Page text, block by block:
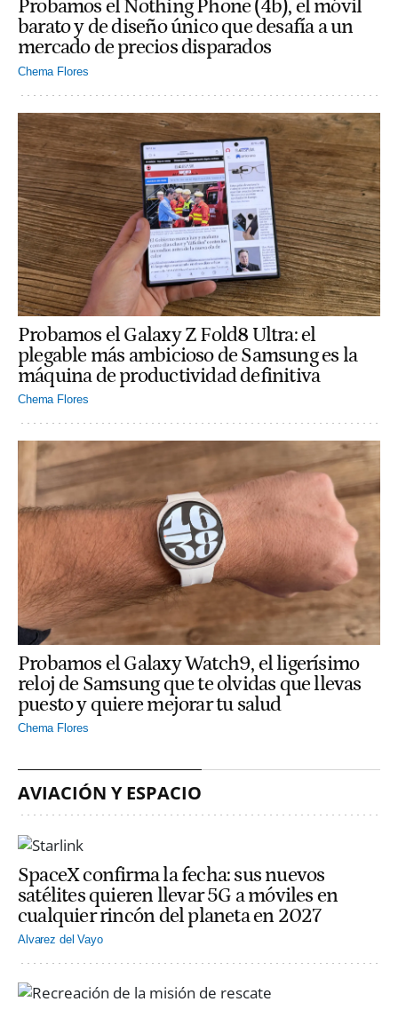
Probamos el Nothing Phone (4b), el móvil
barato y de diseño único que desafía a un
mercado de precios disparados
Chema Flores
Probamos el Galaxy Z Fold8 Ultra: el
plegable más ambicioso de Samsung es la
máquina de productividad definitiva
Chema Flores
Probamos el Galaxy Watch9, el ligerísimo
reloj de Samsung que te olvidas que llevas
puesto y quiere mejorar tu salud
Chema Flores
AVIACIÓN Y ESPACIO
SpaceX confirma la fecha: sus nuevos
satélites quieren llevar 5G a móviles en
cualquier rincón del planeta en 2027
Alvarez del Vayo